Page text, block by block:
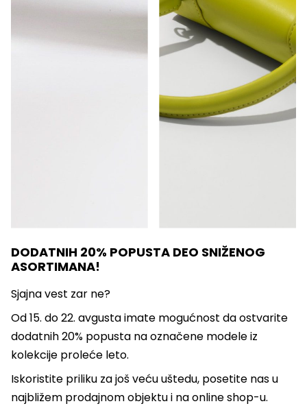
DODATNIH 20% POPUSTA DEO SNIŽENOG
ASORTIMANA!
Sjajna vest zar ne?
Od 15. do 22. avgusta imate mogućnost da ostvarite
dodatnih 20% popusta na označene modele iz
kolekcije proleće leto.
Iskoristite priliku za još veću uštedu, posetite nas u
najbližem prodajnom objektu i na online shop-u.